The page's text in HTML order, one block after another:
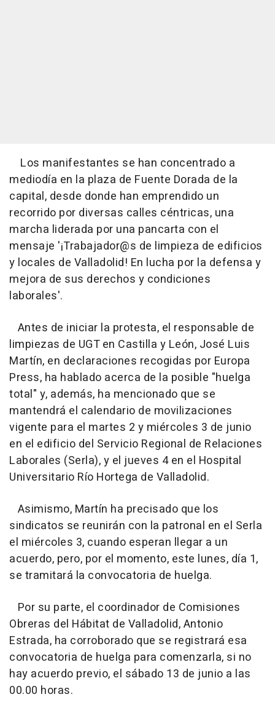
Los manifestantes se han concentrado a
mediodía en la plaza de Fuente Dorada de la
capital, desde donde han emprendido un
recorrido por diversas calles céntricas, una
marcha liderada por una pancarta con el
mensaje '¡Trabajador@s de limpieza de edificios
y locales de Valladolid! En lucha por la defensa y
mejora de sus derechos y condiciones
laborales'.
Antes de iniciar la protesta, el responsable de
limpiezas de UGT en Castilla y León, José Luis
Martín, en declaraciones recogidas por Europa
Press, ha hablado acerca de la posible "huelga
total" y, además, ha mencionado que se
mantendrá el calendario de movilizaciones
vigente para el martes 2 y miércoles 3 de junio
en el edificio del Servicio Regional de Relaciones
Laborales (Serla), y el jueves 4 en el Hospital
Universitario Río Hortega de Valladolid.
Asimismo, Martín ha precisado que los
sindicatos se reunirán con la patronal en el Serla
el miércoles 3, cuando esperan llegar a un
acuerdo, pero, por el momento, este lunes, día 1,
se tramitará la convocatoria de huelga.
Por su parte, el coordinador de Comisiones
Obreras del Hábitat de Valladolid, Antonio
Estrada, ha corroborado que se registrará esa
convocatoria de huelga para comenzarla, si no
hay acuerdo previo, el sábado 13 de junio a las
00.00 horas.